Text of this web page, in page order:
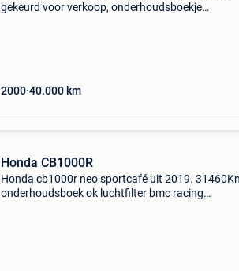
gekeurd voor verkoop, onderhoudsboekje
2000 40.000 km
Honda CB1000R
Honda cb1000r neo sportcafé uit 2019.
onderhoudsboek ok luchtfilter bmc racing